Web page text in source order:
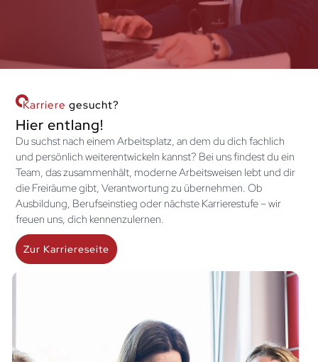
Karriere gesucht?
Hier entlang!
Du suchst nach einem Arbeitsplatz, an dem du dich fachlich
und persönlich weiterentwickeln kannst? Bei uns findest du ein
Team, das zusammenhält, moderne Arbeitsweisen lebt und dir
die Freiräume gibt, Verantwortung zu übernehmen. Ob
Ausbildung, Berufseinstieg oder nächste Karrierestufe – wir
freuen uns, dich kennenzulernen.
Zur Karriereseite